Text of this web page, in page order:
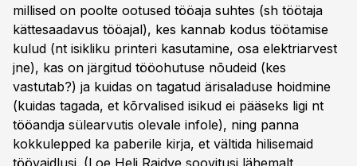
millised on poolte ootused tööaja suhtes (sh töötaja
kättesaadavus tööajal), kes kannab kodus töötamise
kulud (nt isikliku printeri kasutamine, osa elektriarvest
jne), kas on järgitud tööohutuse nõudeid (kes
vastutab?) ja kuidas on tagatud ärisaladuse hoidmine
(kuidas tagada, et kõrvalised isikud ei pääseks ligi nt
tööandja sülearvutis olevale infole), ning panna
kokkulepped ka paberile kirja, et vältida hilisemaid
töövaidlusi. (Loe Heli Raidve soovitusi lähemalt